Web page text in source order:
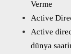
Verme
Active
Active
dünya